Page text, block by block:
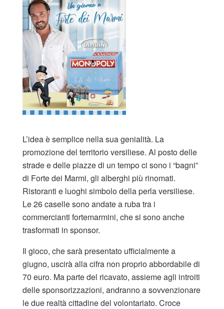
L’idea è semplice nella sua genialità. La
promozione del territorio versiliese. Al posto delle
strade e delle piazze di un tempo ci sono i “bagni”
di Forte dei Marmi, gli alberghi più rinomati.
Ristoranti e luoghi simbolo della perla versiliese.
Le 26 caselle sono andate a ruba tra i
commercianti fortemarmini, che si sono anche
trasformati in sponsor.
Il gioco, che sarà presentato ufficialmente a
giugno, uscirà alla cifra non proprio abbordabile di
70 euro. Ma parte del ricavato, assieme agli introiti
delle sponsorizzazioni, andranno a sovvenzionare
le due realtà cittadine del volontariato. Croce